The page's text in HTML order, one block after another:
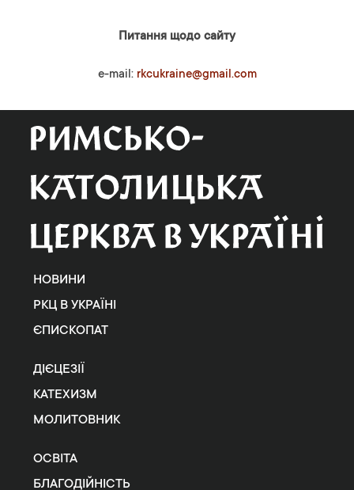
Питання щодо сайту
e-mail: rkcukraine@gmail.com
НОВИНИ
РКЦ В УКРАЇНІ
ЄПИСКОПАТ
ДІЄЦЕЗІЇ
КАТЕХИЗМ
МОЛИТОВНИК
ОСВІТА
БЛАГОДІЙНІСТЬ